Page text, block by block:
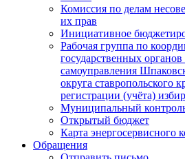
Комиссия по делам
их прав
Инициативное
Рабочая группа по
государственных
самоуправления
округа ставропольского
регистрации (учёта)
Муниципальный
Открытый бюджет
Карта энергосервисного
Обращения